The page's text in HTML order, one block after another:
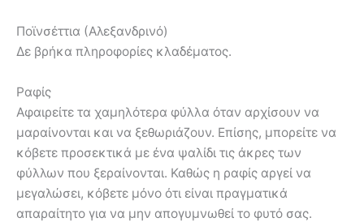
Ποϊνσέττια (Αλεξανδρινό)
Δε βρήκα πληροφορίες κλαδέματος.
Ραφίς
Αφαιρείτε τα χαμηλότερα φύλλα όταν αρχίσουν να
μαραίνονται και να ξεθωριάζουν. Επίσης, μπορείτε να
κόβετε προσεκτικά με ένα ψαλίδι τις άκρες των
φύλλων που ξεραίνονται. Καθώς η ραφίς αργεί να
μεγαλώσει, κόβετε μόνο ότι είναι πραγματικά
απαραίτητο για να μην απογυμνωθεί το φυτό σας.